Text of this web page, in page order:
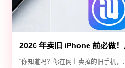
2026 年卖旧 iPhone 前必做
除隐私，防止数据泄露
“你知道吗？你在网上卖掉的旧手机，